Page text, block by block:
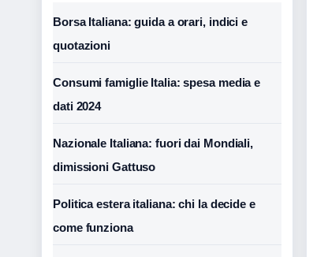
Borsa Italiana: guida a orari, indici e
quotazioni
Consumi famiglie Italia: spesa media e
dati 2024
Nazionale Italiana: fuori dai Mondiali,
dimissioni Gattuso
Politica estera italiana: chi la decide e
come funziona